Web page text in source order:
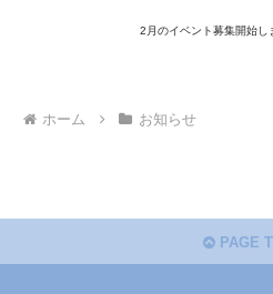
2月のイベント募集開始し
ホーム お知らせ
PAGE